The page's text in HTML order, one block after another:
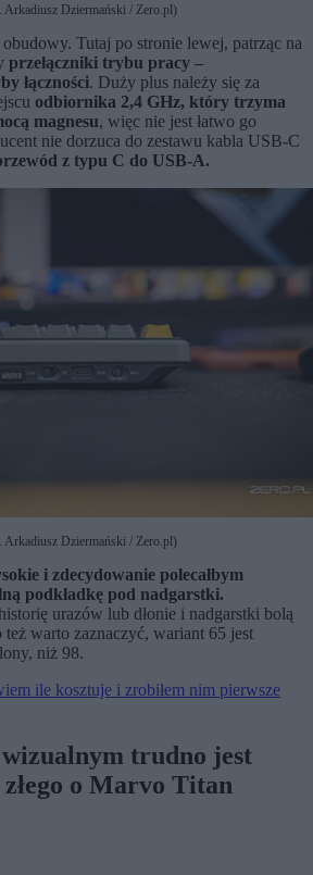
Dziermański / Zero.pl)
Tutaj po stronie lewej, patrząc na
przełączniki trybu pracy –
łączności. Duży plus należy się za
odbiornika 2,4 GHz, który trzyma
magnesu, więc nie jest łatwo go
nie dorzuca do zestawu kabla USB-C
z typu C do USB-A.
Dziermański / Zero.pl)
i zdecydowanie polecałbym
podkładkę pod nadgarstki.
urazów lub dłonie i nadgarstki bolą
warto zaznaczyć, wariant 65 jest
niż 98.
ile kosztuje i zrobiłem nim pierwsze
trudno jest
o Marvo Titan